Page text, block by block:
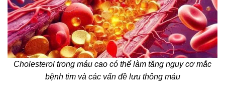
Cholesterol trong máu cao có thể làm tăng nguy cơ mắc
bệnh tim và các vấn đề lưu thông máu